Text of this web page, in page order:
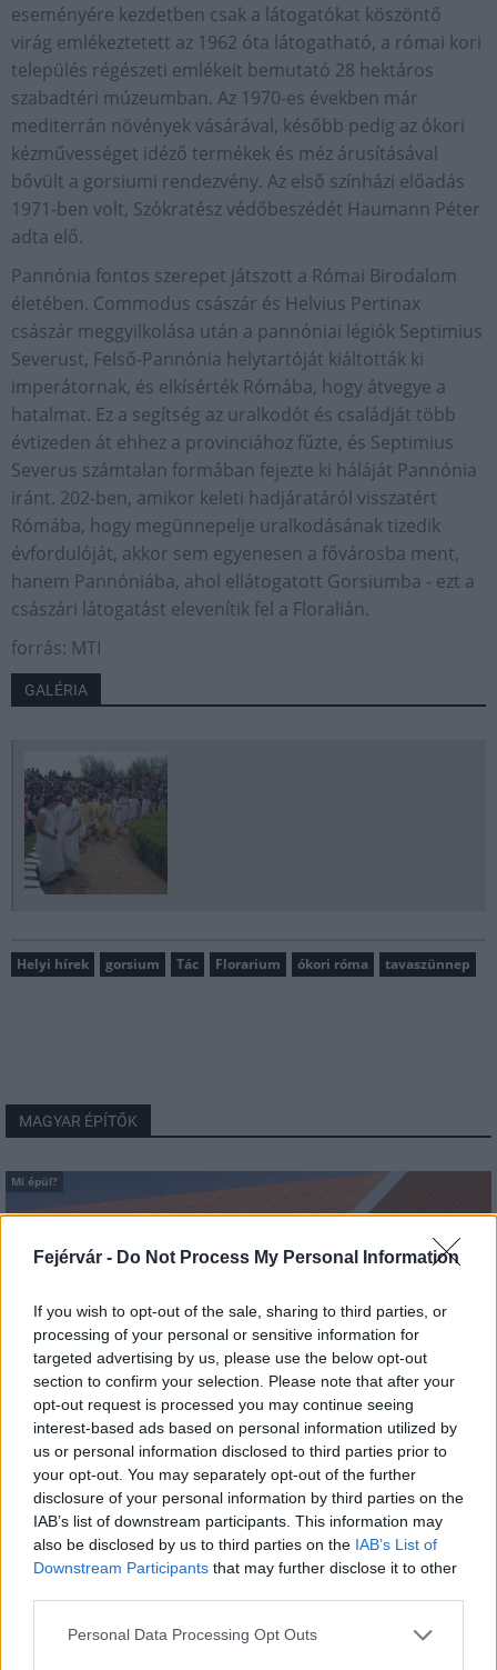
Fejérvár - Do Not Process My Personal Information
If you wish to opt-out of the sale, sharing to third parties, or
processing of your personal or sensitive information for
targeted advertising by us, please use the below opt-out
section to confirm your selection. Please note that after your
opt-out request is processed you may continue seeing
interest-based ads based on personal information utilized by
us or personal information disclosed to third parties prior to
your opt-out. You may separately opt-out of the further
disclosure of your personal information by third parties on the
IAB’s list of downstream participants. This information may
also be disclosed by us to third parties on the IAB’s List of
Downstream Participants that may further disclose it to other
Please note that this website/app uses one or more Google
Personal Data Processing Opt Outs
eseményére kezdetben csak a látogatókat köszöntő
virág emlékeztetett az 1962 óta látogatható, a római kori
település régészeti emlékeit bemutató 28 hektáros
szabadtéri múzeumban. Az 1970-es években már
mediterrán növények vásárával, később pedig az ókori
kézművességet idéző termékek és méz árusításával
bővült a gorsiumi rendezvény. Az első színházi előadás
1971-ben volt, Szókratész védőbeszédét Haumann Péter
adta elő.
Pannónia fontos szerepet játszott a Római Birodalom
életében. Commodus császár és Helvius Pertinax
császár meggyilkolása után a pannóniai légiók Septimius
Severust, Felső-Pannónia helytartóját kiáltották ki
imperátornak, és elkísérték Rómába, hogy átvegye a
hatalmat. Ez a segítség az uralkodót és családját több
évtizeden át ehhez a provinciához fűzte, és Septimius
Severus számtalan formában fejezte ki háláját Pannónia
iránt. 202-ben, amikor keleti hadjáratáról visszatért
Rómába, hogy megünnepelje uralkodásának tizedik
évfordulóját, akkor sem egyenesen a fővárosba ment,
hanem Pannóniába, ahol ellátogatott Gorsiumba - ezt a
császári látogatást elevenítik fel a Floralián.
forrás: MTI
GALÉRIA
Helyi hírek gorsium Tác Florarium ókori róma tavaszünnep
MAGYAR ÉPÍTŐK
Mi épül?
Hódmezővásárhely iskolaépítés FERROÉP Zrt. oktatási beruházás
Másfélszeresére bővítik Hódmezővásárhely jó hírű
református iskoláját
A Szőnyi Benjámin Általános Iskola fejlesztését a FERROÉP
Látványos építési szakasz indult be a